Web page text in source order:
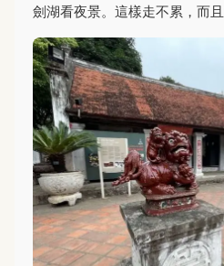
劍湖看夜景。這樣走不累，而且